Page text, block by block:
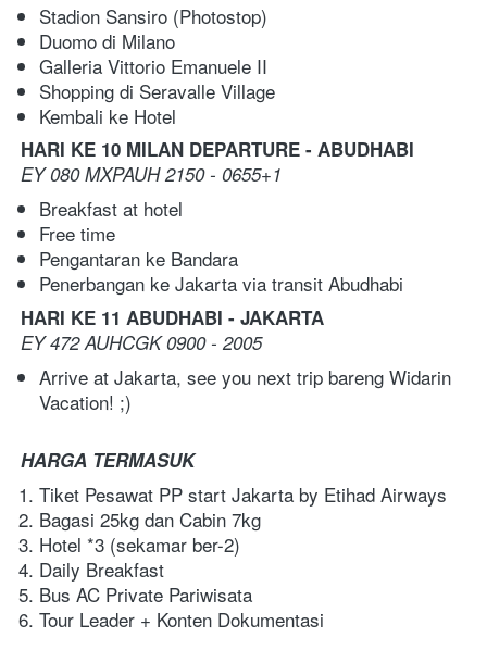
Stadion Sansiro (Photostop)
Duomo di Milano
Galleria Vittorio Emanuele II
Shopping di Seravalle Village
Kembali ke Hotel
HARI KE 10 MILAN DEPARTURE - ABUDHABI
EY 080 MXPAUH 2150 - 0655+1
Breakfast at hotel
Free time
Pengantaran ke Bandara
Penerbangan ke Jakarta via transit Abudhabi
HARI KE 11 ABUDHABI - JAKARTA
EY 472 AUHCGK 0900 - 2005
Arrive at Jakarta, see you next trip bareng Widarin
Vacation! ;)
HARGA TERMASUK
Tiket Pesawat PP start Jakarta by Etihad Airways
Bagasi 25kg dan Cabin 7kg
Hotel *3 (sekamar ber-2)
Daily Breakfast
Bus AC Private Pariwisata
Tour Leader + Konten Dokumentasi